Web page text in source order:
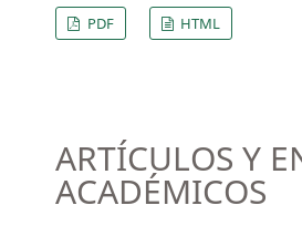
PDF
HTML
ARTÍCULOS Y
ACADÉMICOS